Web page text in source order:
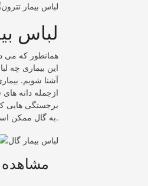
لباس
همانطور که می
این بیماری چه
آشنا شویم.
ازجمله دانه
برجستگی هایی
به گال ممکن است در سرتاسر بدن خود خارش داشته باشند.
مشاهده